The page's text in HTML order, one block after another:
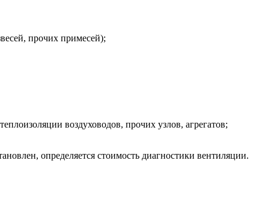
прочих примесей);
воздуховодов, прочих узлов, агрегатов;
определяется стоимость диагностики вентиляции.